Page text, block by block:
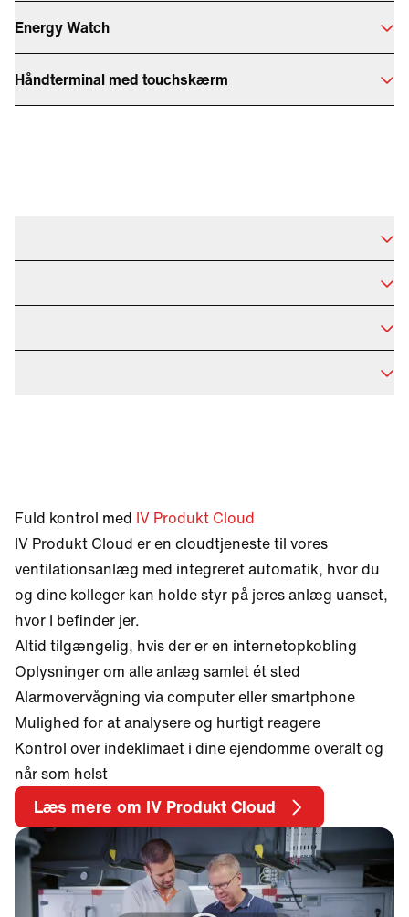
Energy Watch
Håndterminal med touchskærm
Fuld kontrol med IV Produkt Cloud
IV Produkt Cloud er en cloudtjeneste til vores
ventilationsanlæg med integreret automatik, hvor du
og dine kolleger kan holde styr på jeres anlæg uanset,
hvor I befinder jer.
Altid tilgængelig, hvis der er en internetopkobling
Oplysninger om alle anlæg samlet ét sted
Alarmovervågning via computer eller smartphone
Mulighed for at analysere og hurtigt reagere
Kontrol over indeklimaet i dine ejendomme overalt og
når som helst
Læs mere om IV Produkt Cloud
Åbn dialogvindue med videoafspiller